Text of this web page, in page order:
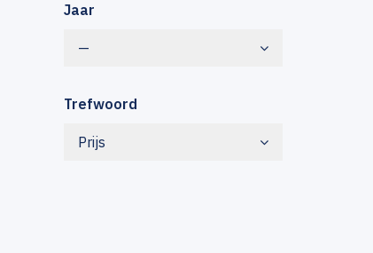
Jaar
—
Trefwoord
Prijs